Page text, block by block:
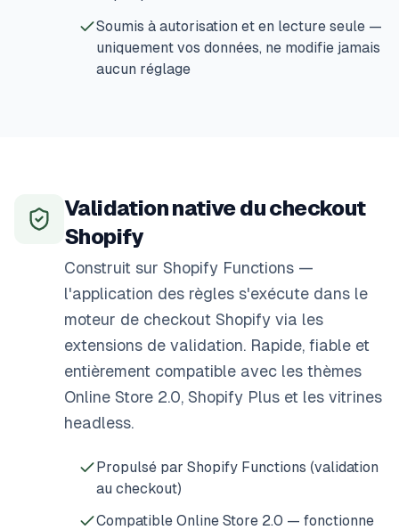
Soumis à autorisation et en lecture seule —
uniquement vos données, ne modifie jamais
aucun réglage
Validation native du checkout
Shopify
Construit sur Shopify Functions —
l'application des règles s'exécute dans le
moteur de checkout Shopify via les
extensions de validation. Rapide, fiable et
entièrement compatible avec les thèmes
Online Store 2.0, Shopify Plus et les vitrines
headless.
Propulsé par Shopify Functions (validation
au checkout)
Compatible Online Store 2.0 — fonctionne